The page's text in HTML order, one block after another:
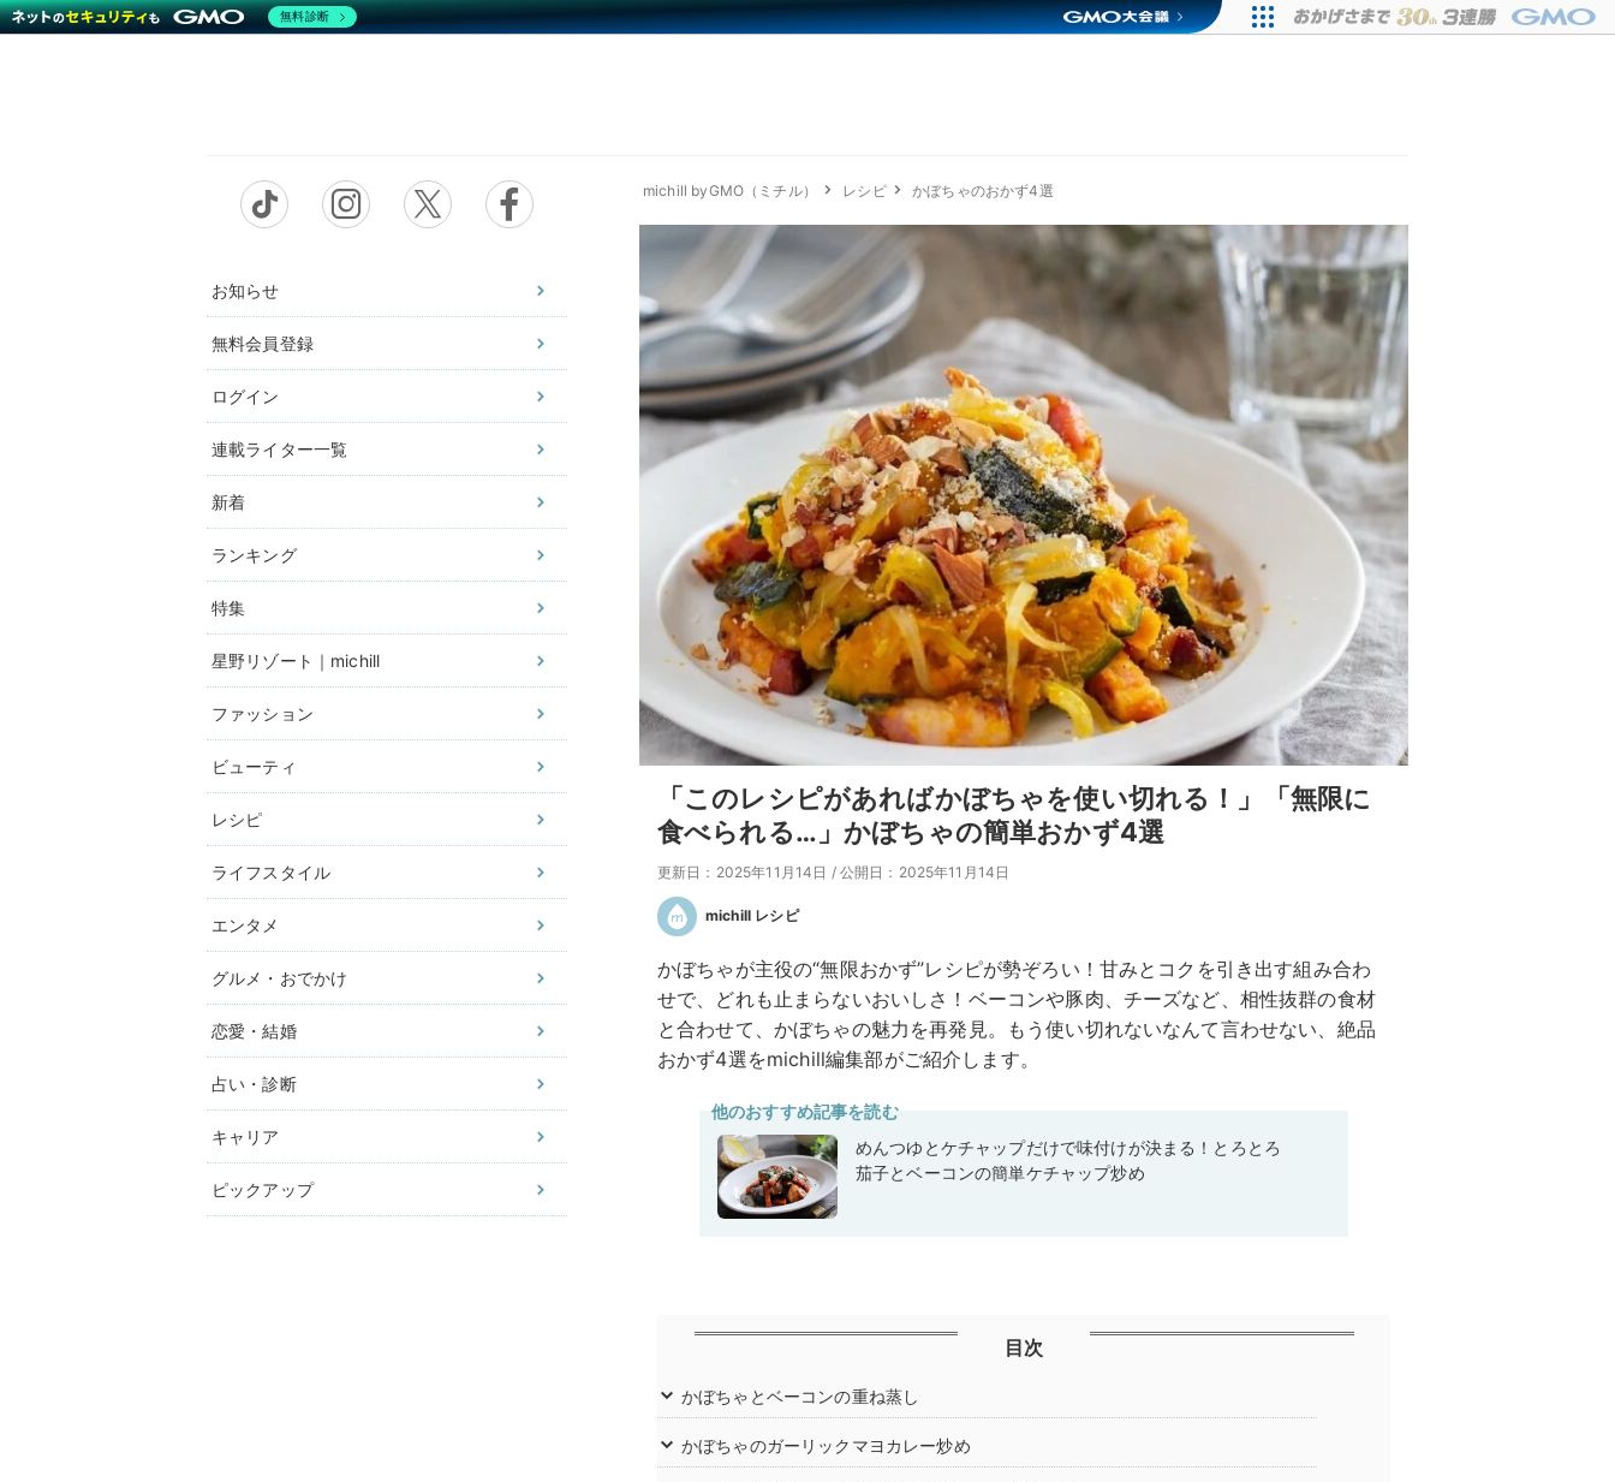
お知らせ
無料会員登録
ログイン
連載ライター一覧
新着
ランキング
特集
星野リゾート｜michill
ファッション
ビューティ
レシピ
ライフスタイル
エンタメ
グルメ・おでかけ
恋愛・結婚
占い・診断
キャリア
ピックアップ
michill byGMO（ミチル） レシピ かぼちゃのおかず4選
「このレシピがあればかぼちゃを使い切れる！」「無限に
食べられる…」かぼちゃの簡単おかず4選
更新日：2025年11月14日 / 公開日：2025年11月14日
michill レシピ
かぼちゃが主役の“無限おかず”レシピが勢ぞろい！甘みとコクを引き出す組み合わ
せで、どれも止まらないおいしさ！ベーコンや豚肉、チーズなど、相性抜群の食材
と合わせて、かぼちゃの魅力を再発見。もう使い切れないなんて言わせない、絶品
おかず4選をmichill編集部がご紹介します。
他のおすすめ記事を読む
めんつゆとケチャップだけで味付けが決まる！とろとろ
茄子とベーコンの簡単ケチャップ炒め
目次
かぼちゃとベーコンの重ね蒸し
かぼちゃのガーリックマヨカレー炒め
無料診断